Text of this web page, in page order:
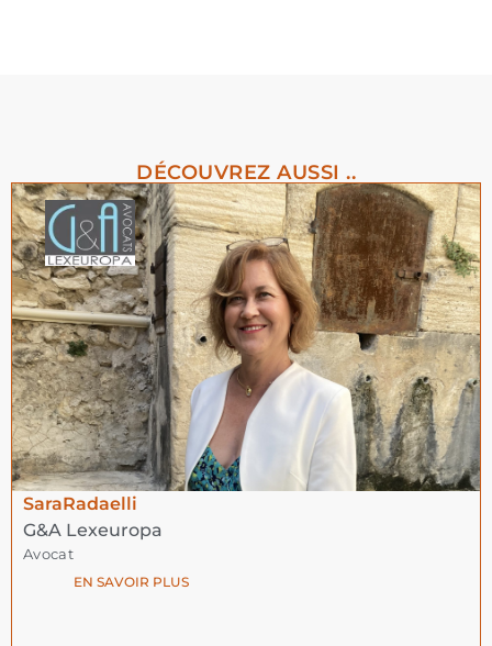
DÉCOUVREZ AUSSI ..
SaraRadaelli
G&A Lexeuropa
Avocat
EN SAVOIR PLUS